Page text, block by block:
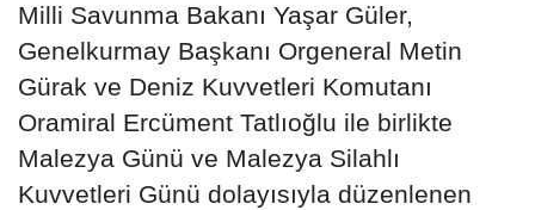
Milli Savunma Bakanı Yaşar Güler,
Genelkurmay Başkanı Orgeneral Metin
Gürak ve Deniz Kuvvetleri Komutanı
Oramiral Ercüment Tatlıoğlu ile birlikte
Malezya Günü ve Malezya Silahlı
Kuvvetleri Günü dolayısıyla düzenlenen